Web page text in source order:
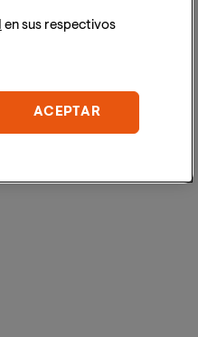
en sus respectivos
ACEPTAR